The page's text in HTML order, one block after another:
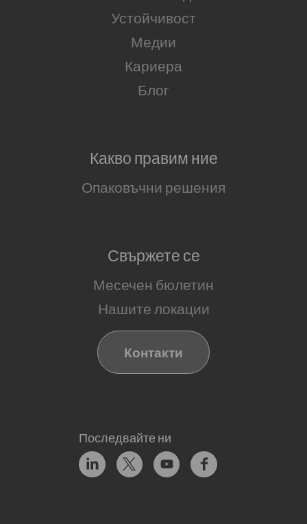
Устойчивост
Медии
Кариера
Блог
Какво правим ние
Опаковъчни решения
Свържете се
Месечен бюлетин
Нашите локации
Контакти
Последвайте ни